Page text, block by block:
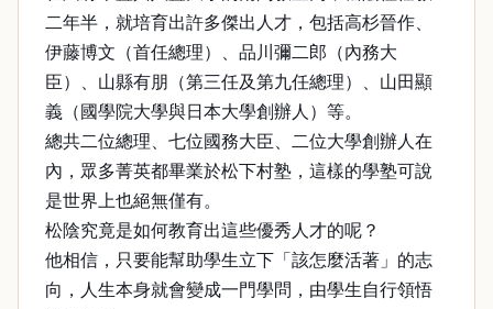
二年半，就培育出許多傑出人才，包括高杉晉作、
伊藤博文（首任總理）、品川彌二郎（內務大
臣）、山縣有朋（第三任及第九任總理）、山田顯
義（國學院大學與日本大學創辦人）等。
總共二位總理、七位國務大臣、二位大學創辦人在
內，眾多菁英都畢業於松下村塾，這樣的學塾可說
是世界上也絕無僅有。
松陰究竟是如何教育出這些優秀人才的呢？
他相信，只要能幫助學生立下「該怎麼活著」的志
向，人生本身就會變成一門學問，由學生自行領悟